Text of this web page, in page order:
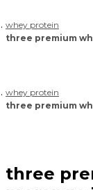
whey protein
three premium
whey protein
three premium
three